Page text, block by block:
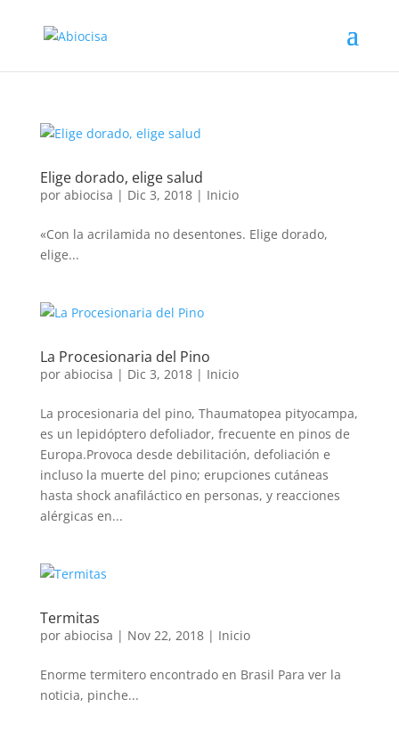
Elige dorado, elige salud
por abiocisa | Dic 3, 2018| Inicio
«Con la acrilamida no desentones. Elige dorado,
elige...
La Procesionaria del Pino
por abiocisa | Dic 3, 2018| Inicio
La procesionaria del pino, Thaumatopea pityocampa,
es un lepidóptero defoliador, frecuente en pinos de
Europa.Provoca desde debilitación, defoliación e
incluso la muerte del pino; erupciones cutáneas
hasta shock anafiláctico en personas, y reacciones
alérgicas en...
Termitas
por abiocisa | Nov 22, 2018| Inicio
Enorme termitero encontrado en Brasil Para ver la
noticia, pinche...